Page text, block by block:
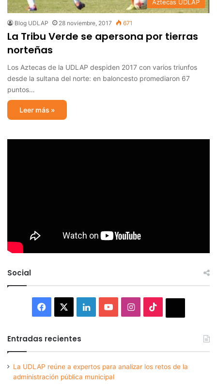
Aztecas UDLAP
Blog UDLAP 28 noviembre, 2017 671
La Tribu Verde se apersona por tierras
norteñas
Los Aztecas de la UDLAP despiden 2017 con varios triunfos
desde la sultana del norte: en baloncesto promediaron 67
puntos…
Leer más »
Social
Facebook LinkedInYouTubeInstagram
Entradas recientes
La UDLAP reúne a expertos para analizar los retos de la
administración pública municipal